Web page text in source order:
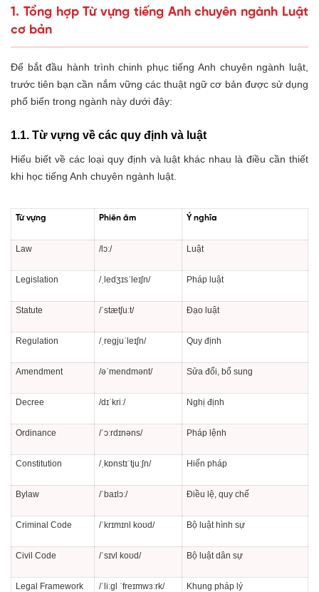
1. Tổng hợp Từ vựng tiếng Anh chuyên ngành Luật
cơ bản
Để bắt đầu hành trình chinh phục tiếng Anh chuyên ngành luật,
trước tiên bạn cần nắm vững các thuật ngữ cơ bản được sử dụng
phổ biến trong ngành này dưới đây:
1.1. Từ vựng về các quy định và luật
Hiểu biết về các loại quy định và luật khác nhau là điều cần thiết
khi học tiếng Anh chuyên ngành luật.
Từ vựng Phiên âm Ý nghĩa
Law /lɔː/ Luật
Legislation /ˌledʒɪsˈleɪʃn/ Pháp luật
Statute /ˈstætʃuːt/ Đạo luật
Regulation /ˌreɡjuˈleɪʃn/ Quy định
Amendment /əˈmendmənt/ Sửa đổi, bổ sung
Decree /dɪˈkriː/ Nghị định
Ordinance /ˈɔːrdɪnəns/ Pháp lệnh
Constitution /ˌkɒnstɪˈtjuːʃn/ Hiến pháp
Bylaw /ˈbaɪlɔː/ Điều lệ, quy chế
Criminal Code /ˈkrɪmɪnl koʊd/ Bộ luật hình sự
Civil Code /ˈsɪvl koʊd/ Bộ luật dân sự
Legal Framework /ˈliːɡl ˈfreɪmwɜːrk/ Khung pháp lý